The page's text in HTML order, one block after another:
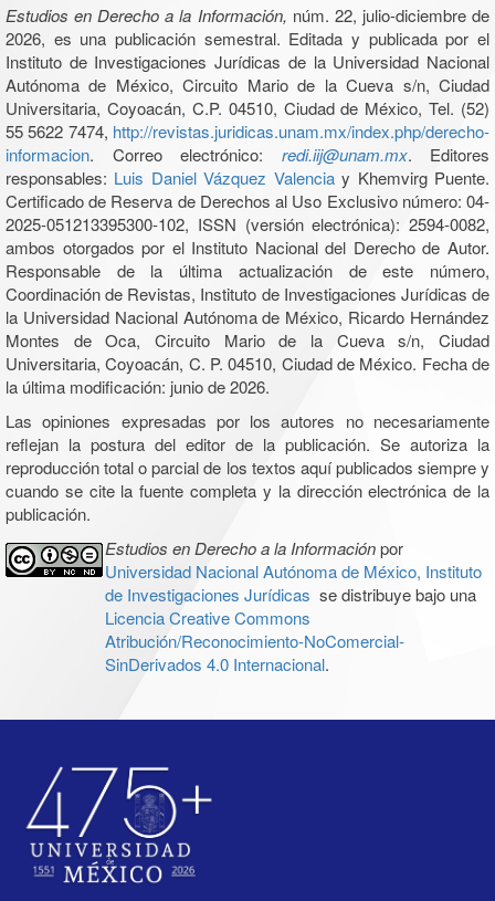
Estudios en Derecho a la Información, núm. 22, julio-diciembre de
2026, es una publicación semestral. Editada y publicada por el
Instituto de Investigaciones Jurídicas de la Universidad Nacional
Autónoma de México, Circuito Mario de la Cueva s/n, Ciudad
Universitaria, Coyoacán, C.P. 04510, Ciudad de México, Tel. (52)
55 5622 7474, http://revistas.juridicas.unam.mx/index.php/derecho-
informacion. Correo electrónico: redi.iij@unam.mx. Editores
responsables: Luis Daniel Vázquez Valenciay Khemvirg Puente.
Certificado de Reserva de Derechos al Uso Exclusivo número: 04-
2025-051213395300-102, ISSN (versión electrónica): 2594-0082,
ambos otorgados por el Instituto Nacional del Derecho de Autor.
Responsable de la última actualización de este número,
Coordinación de Revistas, Instituto de Investigaciones Jurídicas de
la Universidad Nacional Autónoma de México, Ricardo Hernández
Montes de Oca, Circuito Mario de la Cueva s/n, Ciudad
Universitaria, Coyoacán, C. P. 04510, Ciudad de México. Fecha de
la última modificación: junio de 2026.
Las opiniones expresadas por los autores no necesariamente
reflejan la postura del editor de la publicación. Se autoriza la
reproducción total o parcial de los textos aquí publicados siempre y
cuando se cite la fuente completa y la dirección electrónica de la
publicación.
Estudios en Derecho a la Informaciónpor
Universidad Nacional Autónoma de México, Instituto
de Investigaciones Jurídicas se distribuye bajo una
Licencia Creative Commons
Atribución/Reconocimiento-NoComercial-
SinDerivados 4.0 Internacional.